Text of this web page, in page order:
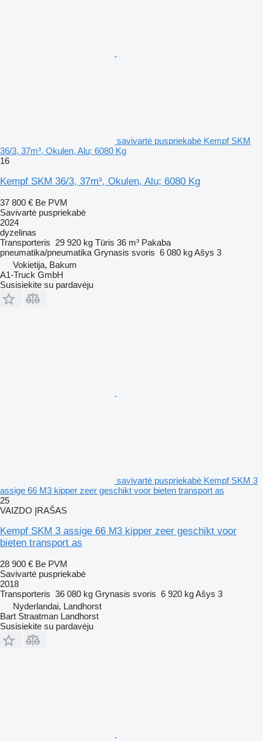
savivartė puspriekabė Kempf SKM
36/3, 37m³, Okulen, Alu; 6080 Kg
16
Kempf SKM 36/3, 37m³, Okulen, Alu; 6080 Kg
37 800 € Be PVM
Savivartė puspriekabė
2024
dyzelinas
Transporteris 29 920 kg Tūris 36 m³ Pakaba
pneumatika/pneumatika Grynasis svoris 6 080 kgAšys 3
Vokietija, Bakum
A1-Truck GmbH
Susisiekite su pardavėju
savivartė puspriekabė Kempf SKM 3
assige 66 M3 kipper zeer geschikt voor bieten transport as
25
VAIZDO ĮRAŠAS
Kempf SKM 3 assige 66 M3 kipper zeer geschikt voor
bieten transport as
28 900 € Be PVM
Savivartė puspriekabė
2018
Transporteris 36 080 kg Grynasis svoris 6 920 kgAšys 3
Nyderlandai, Landhorst
Bart Straatman Landhorst
Susisiekite su pardavėju